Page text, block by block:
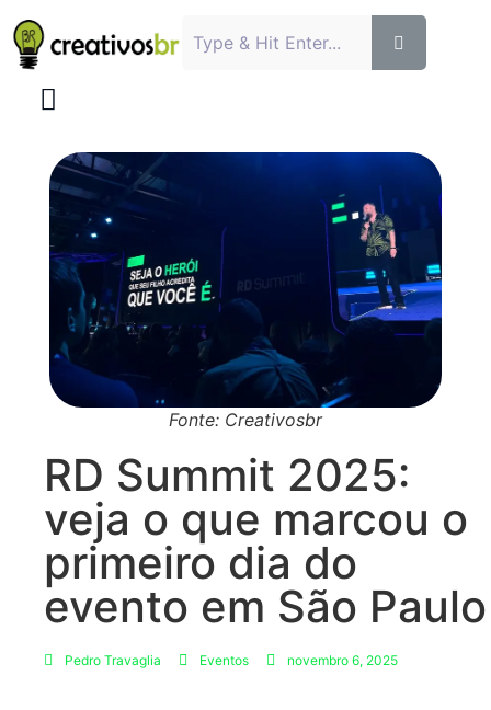
Fonte: Creativosbr
RD Summit 2025:
veja o que marcou o
primeiro dia do
evento em São Paulo
Pedro Travaglia Eventos novembro 6, 2025